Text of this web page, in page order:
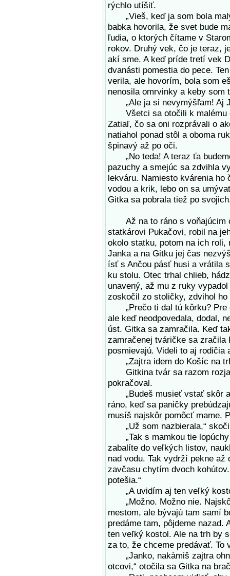
rýchlo utíšiť.
„Vieš, keď ja som bola
babka hovorila, že svet bude
ľudia, o ktorých čítame v
rokov. Druhý vek, čo je teraz,
akí sme. A keď príde tretí vek
dvanásti pomestia do pece.
verila, ale hovorím, bola som
nenosila omrvinky a keby som
„Ale ja si nevymýšľam! Aj
Všetci sa otočili k malému
Zatiaľ, čo sa oni rozprávali o
natiahol ponad stôl a oboma
špinavý až po oči.
„No teda! A teraz ťa
pazuchy a smejúc sa zdvihla
lekváru. Namiesto kvárenia ho
vodou a krik, lebo on sa
Gitka sa pobrala tiež po
Až na to ráno s voňajúcim
statkárovi Pukačovi, robil na
okolo statku, potom na ich
Janka a na Gitku jej čas
ísť s Ančou pásť husi a vrátila
ku stolu. Otec trhal chlieb,
unavený, až mu z ruky
zoskočil zo stoličky, zdvihol ho
„Prečo ti dal tú kôrku? Pre
ale keď neodpovedala, dodal,
úst. Gitka sa zamračila. Keď
zamračenej tváričke sa
posmievajú. Videli to aj rodičia
„Zajtra idem do Košíc na
Gitkina tvár sa razom
pokračoval.
„Budeš musieť vstať skôr
ráno, keď sa paničky
musíš najskôr pomôcť mame.
„Už som nazbierala,“
„Tak s mamkou tie lopúchy
zabalíte do veľkých listov,
nad vodu. Tak vydrží pekne
zavčasu chytím dvoch
potešia.“
„A uvidím aj ten veľký
„Možno. Možno nie.
mestom, ale bývajú tam samí
predáme tam, pôjdeme
ten veľký kostol. Ale na trh by
za to, že chceme predávať. To
„Janko, nakàmiš zajtra
otcovi,“ otočila sa Gitka na